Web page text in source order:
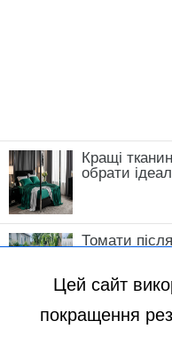
Кращі
обрати
Томати
Цей сайт
покращення